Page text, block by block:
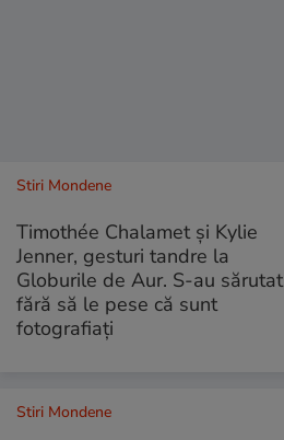
Stiri Mondene
Timothée Chalamet și Kylie
Jenner, gesturi tandre la
Globurile de Aur. S-au sărutat
fără să le pese că sunt
fotografiați
Stiri Mondene